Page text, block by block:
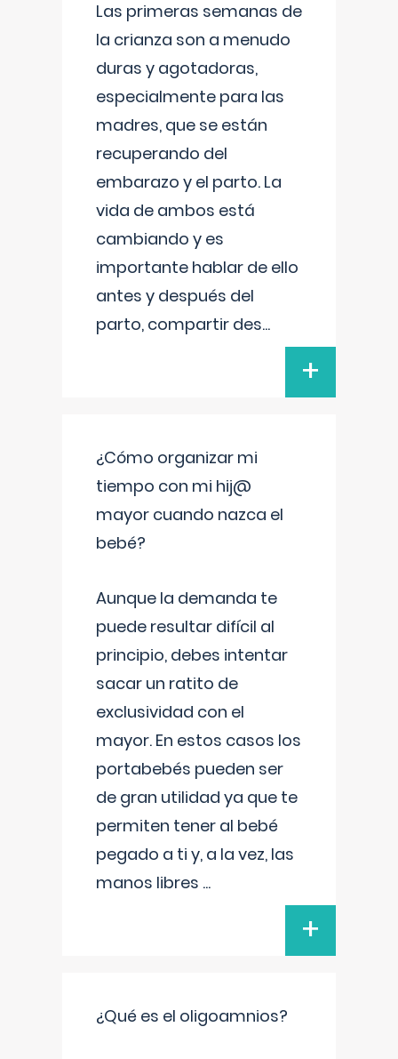
Las primeras semanas de
la crianza son a menudo
duras y agotadoras,
especialmente para las
madres, que se están
recuperando del
embarazo y el parto. La
vida de ambos está
cambiando y es
importante hablar de ello
antes y después del
parto, compartir des...
+
¿Cómo organizar mi
tiempo con mi hij@
mayor cuando nazca el
bebé?
Aunque la demanda te
puede resultar difícil al
principio, debes intentar
sacar un ratito de
exclusividad con el
mayor. En estos casos los
portabebés pueden ser
de gran utilidad ya que te
permiten tener al bebé
pegado a ti y, a la vez, las
manos libres ...
+
¿Qué es el oligoamnios?